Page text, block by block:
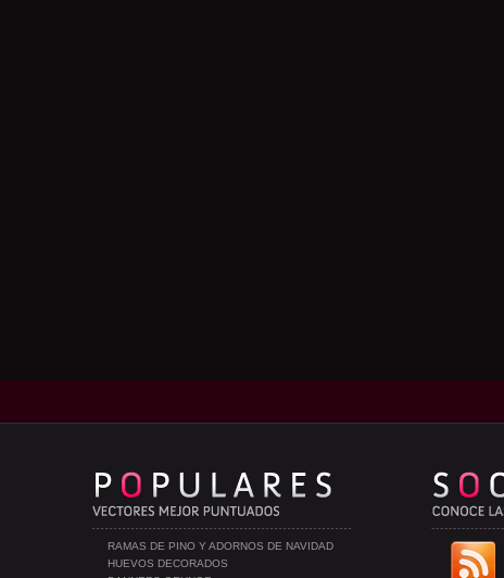
RAMAS DE PINO Y ADORNOS DE NAVIDAD
HUEVOS DECORADOS